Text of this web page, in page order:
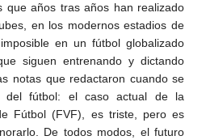
que años tras años han realizado
en los modernos estadios de
en un fútbol globalizado
siguen entrenando y dictando
notas que redactaron cuando se
del fútbol: el caso actual de la
Fútbol (FVF), es triste, pero es
De todos modos, el futuro